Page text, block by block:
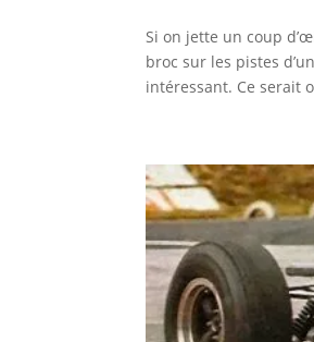
Si on jette un coup
broc sur les pistes
intéressant. Ce serait